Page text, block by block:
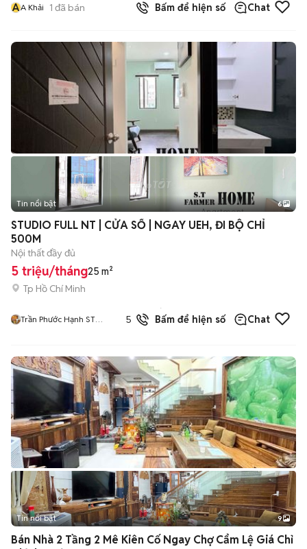
AA Khải 1 đã bán Bấm để hiện số Chat
+2
Tin nổi bật 6
STUDIO FULL NT | CỬA SỔ | NGAY UEH, ĐI BỘ CHỈ
500M
Nội thất đầy đủ
5 triệu/tháng25 m²
Tp Hồ Chí Minh
Trần Phước Hạnh ST
5.0
đã
bán
Bấm để hiện số Chat
+2
Tin nổi bật 9
Bán Nhà 2 Tầng 2 Mê Kiên Cố Ngay Chợ Cẩm Lệ Giá Chỉ